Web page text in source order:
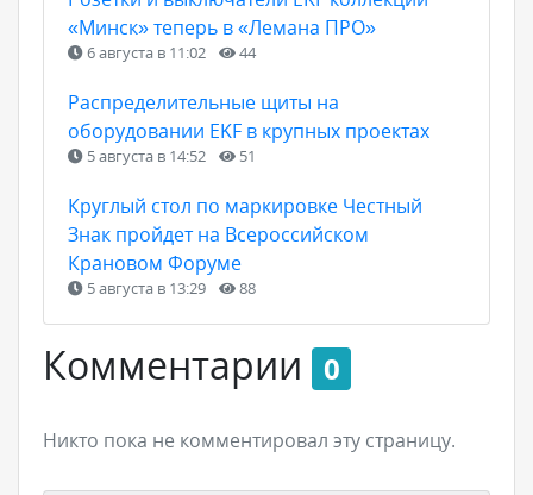
«Минск» теперь в «Лемана ПРО»
6 августа в 11:02 44
Распределительные щиты на
оборудовании EKF в крупных проектах
5 августа в 14:52 51
Круглый стол по маркировке Честный
Знак пройдет на Всероссийском
Крановом Форуме
5 августа в 13:29 88
Комментарии 0
Никто пока не комментировал эту страницу.